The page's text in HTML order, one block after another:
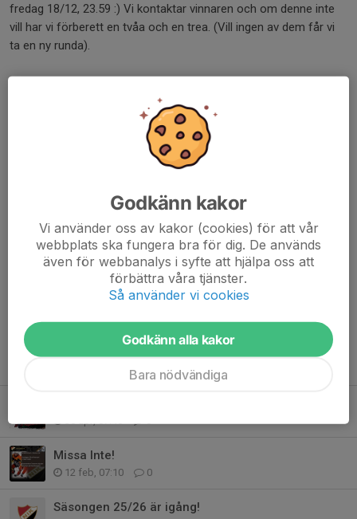
fredag 18/12, 23.59 :) Vi kontaktar vinnaren och om denne inte
vill har vi förberett en tvåa och en trea. (Vill ingen av dem får vi
ta en ny runda).
På matchen kommer alla föreningarna ha med sig tröjor från
sina lag och ha på sig. Alltså vår NIK-tröja.
Vi återkommer när det närmar sig. Om det passar finns
möjligheter att samåka. Hör gärna av er till Christian,
/Ledarna
Missa Inte!
12 feb, 07:10 0
Säsongen 25/26 är igång!
Godkänn kakor
Vi använder oss av kakor (cookies) för att vår
webbplats ska fungera bra för dig. De används
även för webbanalys i syfte att hjälpa oss att
förbättra våra tjänster.
Så använder vi cookies
Godkänn alla kakor
Bara nödvändiga